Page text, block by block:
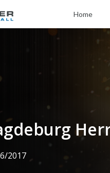
Home
2017